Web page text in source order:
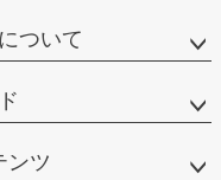
ついて
ンツ